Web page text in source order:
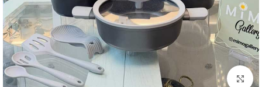
بزرگنمایی تصویر